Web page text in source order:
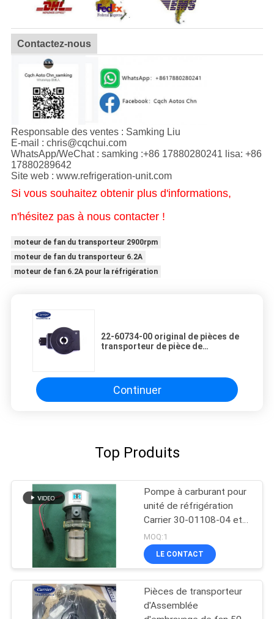
Contactez-nous
Responsable des ventes : Samking Liu
E-mail : chris@cqchui.com
WhatsApp/WeChat : samking :+86 17880280241 lisa: +86
17880289642
Site web : www.refrigeration-unit.com
Si vous souhaitez obtenir plus d'informations,
n'hésitez pas à nous contacter !
moteur de fan du transporteur 2900rpm
moteur de fan du transporteur 6.2A
moteur de fan 6.2A pour la réfrigération
22-60734-00 original de pièces de
transporteur de pièce de
Continuer
Top Produits
Pompe à carburant pour
unité de réfrigération
Carrier 30-01108-04 et
417059 Fabriquée aux
États-Unis
Remplacement pour 30-
MOQ:1
LE CONTACT
Pièces de transporteur
d'Assemblée